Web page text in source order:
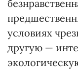
условиях
другую —